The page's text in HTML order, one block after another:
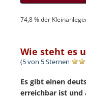
74,8 % der
Wie steht es
(5 von 5 Sternen
Es gibt einen
erreichbar ist und